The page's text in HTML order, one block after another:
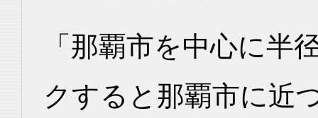
「那覇市を中心に半
クすると那覇市に近